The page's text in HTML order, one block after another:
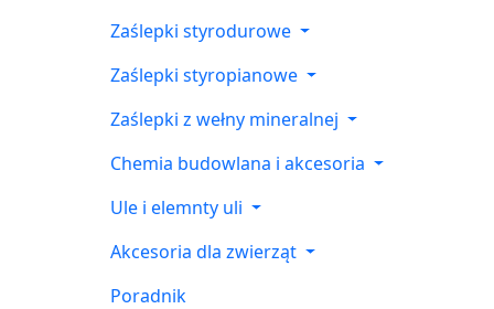
Zaślepki styrodurowe
Zaślepki styropianowe
Zaślepki z wełny mineralnej
Chemia budowlana i akcesoria
Ule i elemnty uli
Akcesoria dla zwierząt
Poradnik